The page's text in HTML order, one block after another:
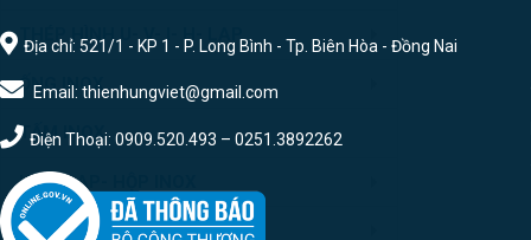
THÉP HÌNH U- V- I- H- LAP
ỐNG INOX
TẤM INOX
U- V- LAP- HỘP INOX
PHỤ KIỆN HÀN INOX
Địa chỉ: 521/1 - KP 1 - P. Long Bình - Tp. Biên Hòa - Đồng Nai
Email: thienhungviet@gmail.com
Điện Thoại: 0909.520.493 – 0251.3892262